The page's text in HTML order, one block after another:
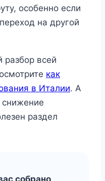
особенно если
на другой
всей
как
в Италии. А
снижение
раздел